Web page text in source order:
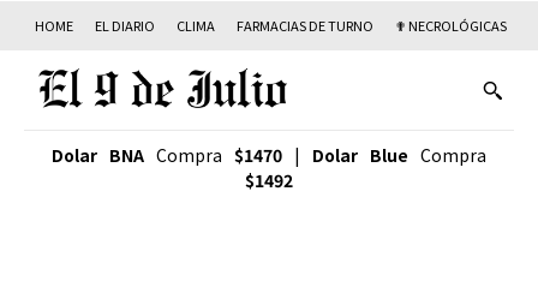
HOME EL DIARIO CLIMA FARMACIAS DE TURNO ✟ NECROLÓGICAS
Dolar BNA Compra $1470 | Dolar Blue Compra
$1492